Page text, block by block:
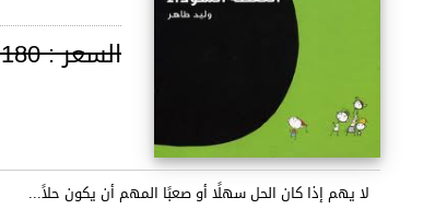
السعر :180 ج.م
لا يهم إذا كان الحل سهلًا أو صعبًا المهم أن يكون حلاً...